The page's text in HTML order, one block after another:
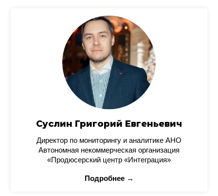
Суслин Григорий Евгеньевич
Директор по мониторингу и аналитике АНО
Автономная некоммерческая организация
«Продюсерский центр «Интеграция»
Подробнее →